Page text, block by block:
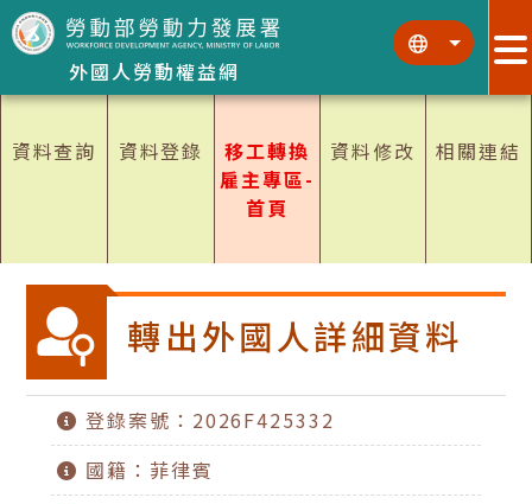
跳到主要內容區塊
外國人勞動權益網
::: :::
資料查詢 資料登錄
移工轉換
雇主專區-
首頁
資料修改 相關連結
轉出外國人詳細資料
登錄案號：2026F425332
國籍：菲律賓